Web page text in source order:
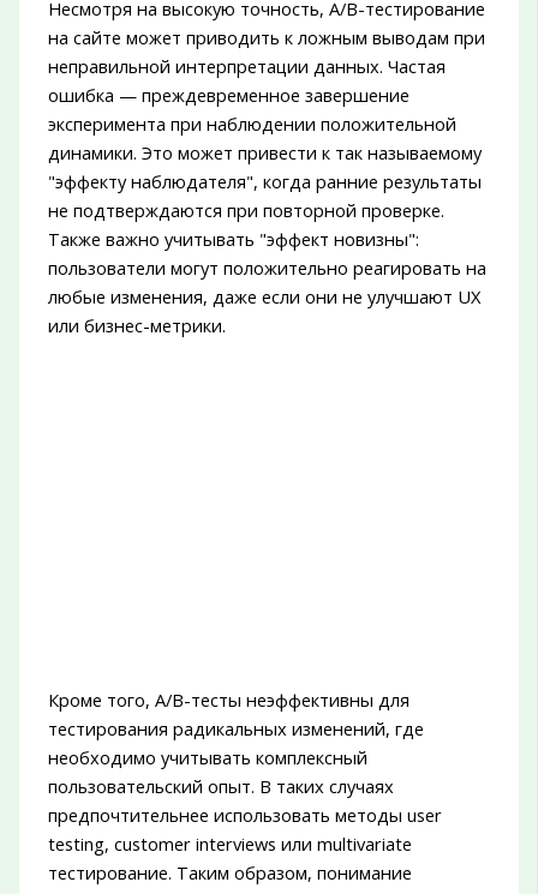
Несмотря на высокую точность, A/B-тестирование
на сайте может приводить к ложным выводам при
неправильной интерпретации данных. Частая
ошибка — преждевременное завершение
эксперимента при наблюдении положительной
динамики. Это может привести к так называемому
"эффекту наблюдателя", когда ранние результаты
не подтверждаются при повторной проверке.
Также важно учитывать "эффект новизны":
пользователи могут положительно реагировать на
любые изменения, даже если они не улучшают UX
или бизнес-метрики.
Кроме того, A/B-тесты неэффективны для
тестирования радикальных изменений, где
необходимо учитывать комплексный
пользовательский опыт. В таких случаях
предпочтительнее использовать методы user
testing, customer interviews или multivariate
тестирование. Таким образом, понимание